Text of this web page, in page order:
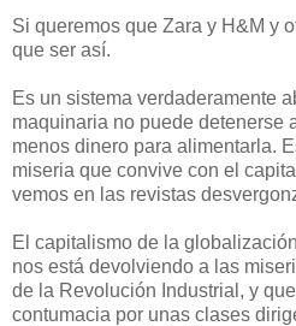
Si queremos que Zara y H&M y
que ser así.
Es un sistema verdaderamente
maquinaria no puede detenerse
menos dinero para alimentarla.
miseria que convive con el
vemos en las revistas
El capitalismo de la
nos está devolviendo a las
de la Revolución Industrial, y
contumacia por unas clases